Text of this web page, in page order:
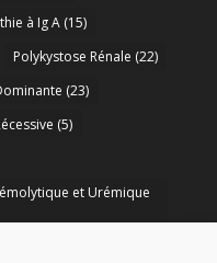
à Ig A(15)
Polykystose Rénale (22)
(23)
(5)
et Urémique